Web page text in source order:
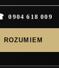
0904 618 009
ROZUMIEM